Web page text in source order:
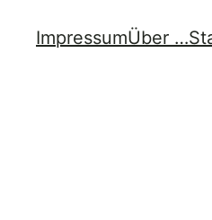
ImpressumÜber …